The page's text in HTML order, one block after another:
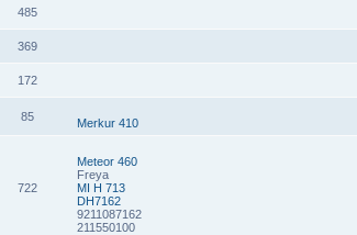
485
369
172
85 Merkur 410
722
Meteor 460
Freya
MI H 713
DH7162
9211087162
211550100